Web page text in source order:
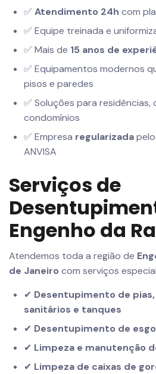
✅ Atendimento 24h com
✅ Equipe treinada e
✅ Mais de 15 anos de
✅ Equipamentos modernos
pisos e paredes
✅ Soluções para
condomínios
✅ Empresa regularizada
ANVISA
Serviços de
Engenho da
Atendemos toda a região de
de Janeiro com serviços
✔ Desentupimento de pias,
sanitários e tanques
✔ Desentupimento de
✔ Limpeza e manutenção
✔ Limpeza de caixas de